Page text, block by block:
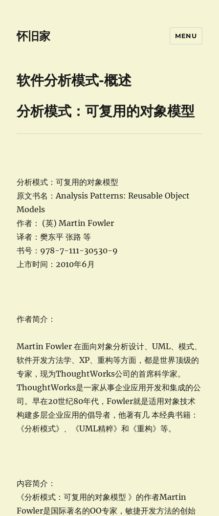
怀旧家 MENU
软件分析模式-概述
分析模式：可复用的对象模型
分析模式：可复用的对象模型
原文书名：Analysis Patterns: Reusable Object
Models
作者： (英) Martin Fowler
译者：樊东平 张路 等
书号：978-7-111-30530-9
上市时间：2010年6月
作者简介：
Martin Fowler 在面向对象分析设计、UML、模式、
软件开发方法学、XP、重构等方面，都是世界顶级的
专家，现为ThoughtWorks公司的首席科学家。
ThoughtWorks是一家从事企业应用开发和集成的公
司。早在20世纪80年代，Fowler就是适用对象技术
构建多层企业应用的倡导者，他著有几 本经典书籍：
《分析模式》、《UML精粹》和《重构》等。
内容简介：
《分析模式：可复用的对象模型 》的作者Martin
Fowler是国际著名的OO专家，敏捷开发方法的创始